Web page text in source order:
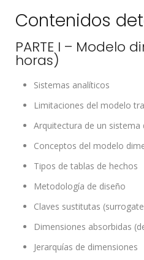
Contenidos
PARTE I – Modelo
horas)
Sistemas analíticos
Limitaciones del modelo
Arquitectura de un sistema
Conceptos del modelo
Tipos de tablas de hechos
Metodología de diseño
Claves sustitutas
Dimensiones absorbidas
Jerarquías de dimensiones